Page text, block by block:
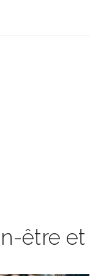
être